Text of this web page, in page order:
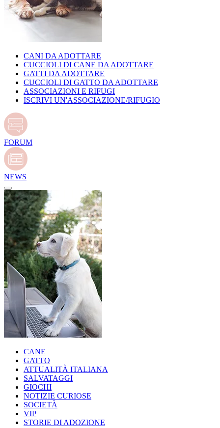
CANI DA ADOTTARE
CUCCIOLI DI CANE DA ADOTTARE
GATTI DA ADOTTARE
CUCCIOLI DI GATTO DA ADOTTARE
ASSOCIAZIONI E RIFUGI
ISCRIVI UN'ASSOCIAZIONE/RIFUGIO
FORUM
NEWS
CANE
GATTO
ATTUALITÀ ITALIANA
SALVATAGGI
GIOCHI
NOTIZIE CURIOSE
SOCIETÀ
VIP
STORIE DI ADOZIONE